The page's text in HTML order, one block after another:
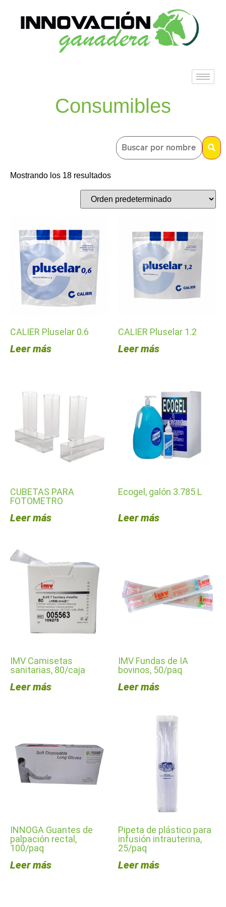
Consumibles
Mostrando los 18 resultados
CALIER Pluselar 0.6
Leer más
CALIER Pluselar 1.2
Leer más
CUBETAS PARA
FOTOMETRO
Leer más
Ecogel, galón 3.785 L
Leer más
IMV Camisetas
sanitarias, 80/caja
Leer más
IMV Fundas de IA
bovinos, 50/paq
Leer más
INNOGA Guantes de
palpación rectal,
100/paq
Leer más
Pipeta de plástico para
infusión intrauterina,
25/paq
Leer más